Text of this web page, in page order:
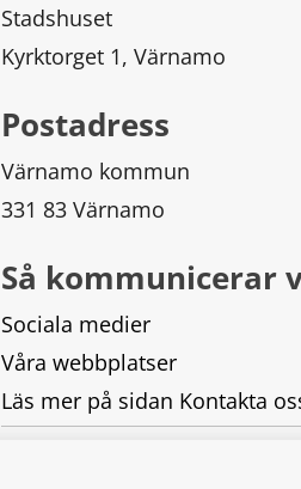
Stadshuset
Kyrktorget 1, Värnamo
Postadress
Värnamo kommun
331 83 Värnamo
Så kommunicerar
Sociala medier
Våra webbplatser
Läs mer på sidan Kontakta